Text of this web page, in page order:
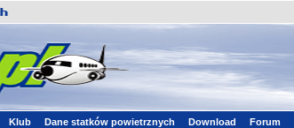
Klub Dane statków powietrznych Download Forum